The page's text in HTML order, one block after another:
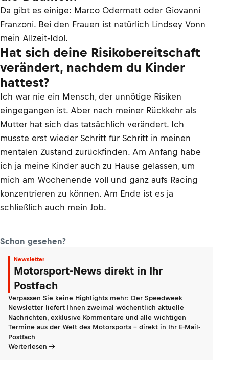
Da gibt es einige: Marco Odermatt oder Giovanni
Franzoni. Bei den Frauen ist natürlich Lindsey Vonn
mein Allzeit-Idol.
Hat sich deine Risikobereitschaft
verändert, nachdem du Kinder
hattest?
Ich war nie ein Mensch, der unnötige Risiken
eingegangen ist. Aber nach meiner Rückkehr als
Mutter hat sich das tatsächlich verändert. Ich
musste erst wieder Schritt für Schritt in meinen
mentalen Zustand zurückfinden. Am Anfang habe
ich ja meine Kinder auch zu Hause gelassen, um
mich am Wochenende voll und ganz aufs Racing
konzentrieren zu können. Am Ende ist es ja
schließlich auch mein Job.
Schon gesehen?
Newsletter
Motorsport-News direkt in Ihr
Postfach
Verpassen Sie keine Highlights mehr: Der Speedweek
Newsletter liefert Ihnen zweimal wöchentlich aktuelle
Nachrichten, exklusive Kommentare und alle wichtigen
Termine aus der Welt des Motorsports - direkt in Ihr E-Mail-
Postfach
Weiterlesen